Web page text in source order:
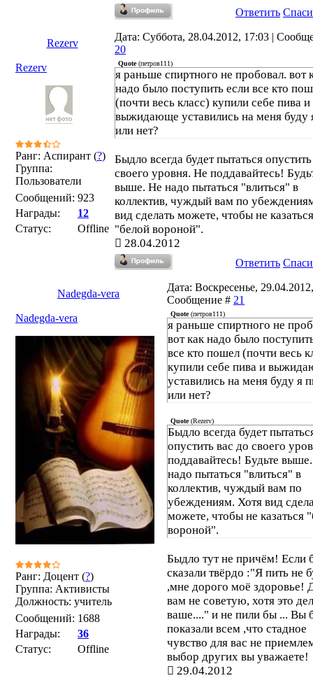
Ответить
Rezerv
Дата: Суббота, 28.04.2012, 17:03 |
20
Rezerv
Ранг: Аспирант (?)
Группа:
Пользователи
Сообщений: 923
Награды:
12
Статус:
Offline
Quote(петров111)
я раньше спиртного не пробовал. вот
надо было поступить если все кто
(почти весь класс) купили себе пива и
выжидающе уставились на меня буду
или нет?
Быдло всегда будет пытаться
своего уровня. Не поддавайтесь!
выше. Не надо пытаться "влиться" в
коллектив, чуждый вам по
вид сделать можете, чтобы не казаться
"белой вороной".
28.04.2012
Ответить
Nadegda-vera
Дата: Воскресенье,
Сообщение # 21
Nadegda-vera
Ранг: Доцент (?)
Группа: Активисты
Должность: учитель
Сообщений: 1688
Награды:
36
Статус:
Offline
Quote(петров111)
я раньше спиртного не
вот как надо было
все кто пошел (почти весь
купили себе пива и
уставились на меня буду я
или нет?
Quote(Rezerv)
Быдло всегда будет
опустить вас до своего
поддавайтесь! Будьте
надо пытаться "влиться" в
коллектив, чуждый вам по
убеждениям. Хотя вид
можете, чтобы не казаться
вороной".
Быдло тут не причём! Если
сказали твёрдо :"Я пить не
,мне дорого моё здоровье!
вам не советую, хотя это
ваше...." и не пили бы ... Вы
показали всем ,что стадное
чувство для вас не
выбор других вы уважаете!
29.04.2012